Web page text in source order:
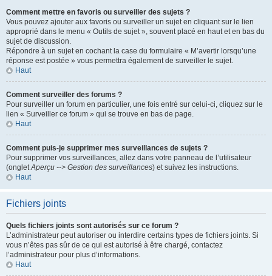
Comment mettre en favoris ou surveiller des sujets ?
Vous pouvez ajouter aux favoris ou surveiller un sujet en cliquant sur le lien
approprié dans le menu « Outils de sujet », souvent placé en haut et en bas du
sujet de discussion.
Répondre à un sujet en cochant la case du formulaire « M’avertir lorsqu’une
réponse est postée » vous permettra également de surveiller le sujet.
Haut
Comment surveiller des forums ?
Pour surveiller un forum en particulier, une fois entré sur celui-ci, cliquez sur le
lien « Surveiller ce forum » qui se trouve en bas de page.
Haut
Comment puis-je supprimer mes surveillances de sujets ?
Pour supprimer vos surveillances, allez dans votre panneau de l’utilisateur
(ongletAperçu --> Gestion des surveillances) et suivez les instructions.
Haut
Fichiers joints
Quels fichiers joints sont autorisés sur ce forum ?
L’administrateur peut autoriser ou interdire certains types de fichiers joints. Si
vous n’êtes pas sûr de ce qui est autorisé à être chargé, contactez
l’administrateur pour plus d’informations.
Haut